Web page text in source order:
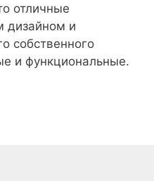
отличные
дизайном и
собственного
и функциональные.